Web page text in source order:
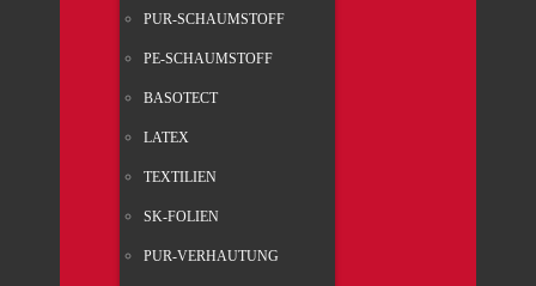
PUR-SCHAUM­STOFF
PE-SCHAUM­STOFF
BASO­TECT
LATEX
TEX­TI­LI­EN
SK-FOLI­EN
PUR-VER­HAU­TUNG